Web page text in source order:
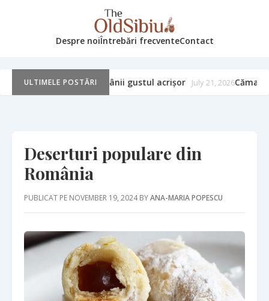
Despre noiÎntrebări frecventeContact
ULTIMELE POSTĂRI
Cămara de iarnă: murături, zacuscă și arta păstrării gustului
Deserturi populare din
România
PUBLICAT PE NOVEMBER 19, 2024 BYANA-MARIA POPESCU